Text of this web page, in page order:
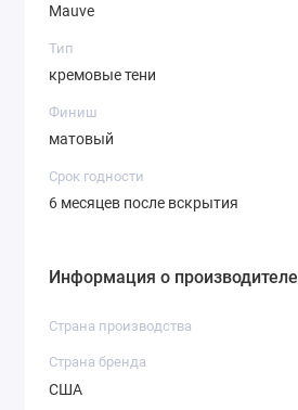
Mauve
Тип
кремовые тени
Финиш
матовый
Срок годности
6 месяцев после вскрытия
Информация о производителе
Страна производства
Страна бренда
США